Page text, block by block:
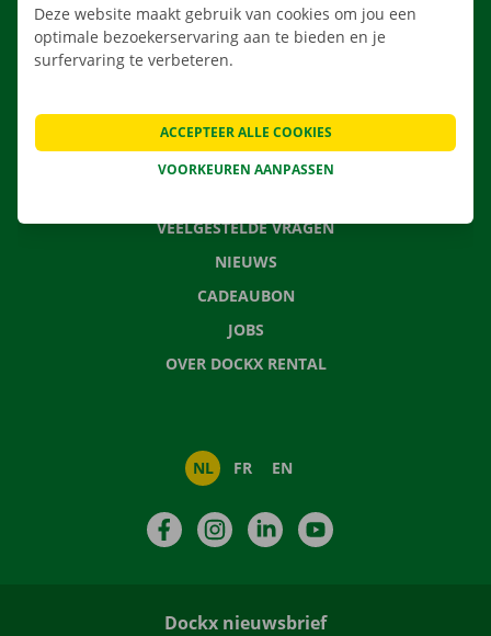
LOCATIES
VEELGESTELDE VRAGEN
NIEUWS
CADEAUBON
JOBS
OVER DOCKX RENTAL
NL FR EN
FacebookInstagramLinkedIn
Dockx nieuwsbrief
Deze website maakt gebruik van cookies om jou een
optimale bezoekerservaring aan te bieden en je
surfervaring te verbeteren.
VOORKEUREN AANPASSEN
ACCEPTEER ALLE COOKIES